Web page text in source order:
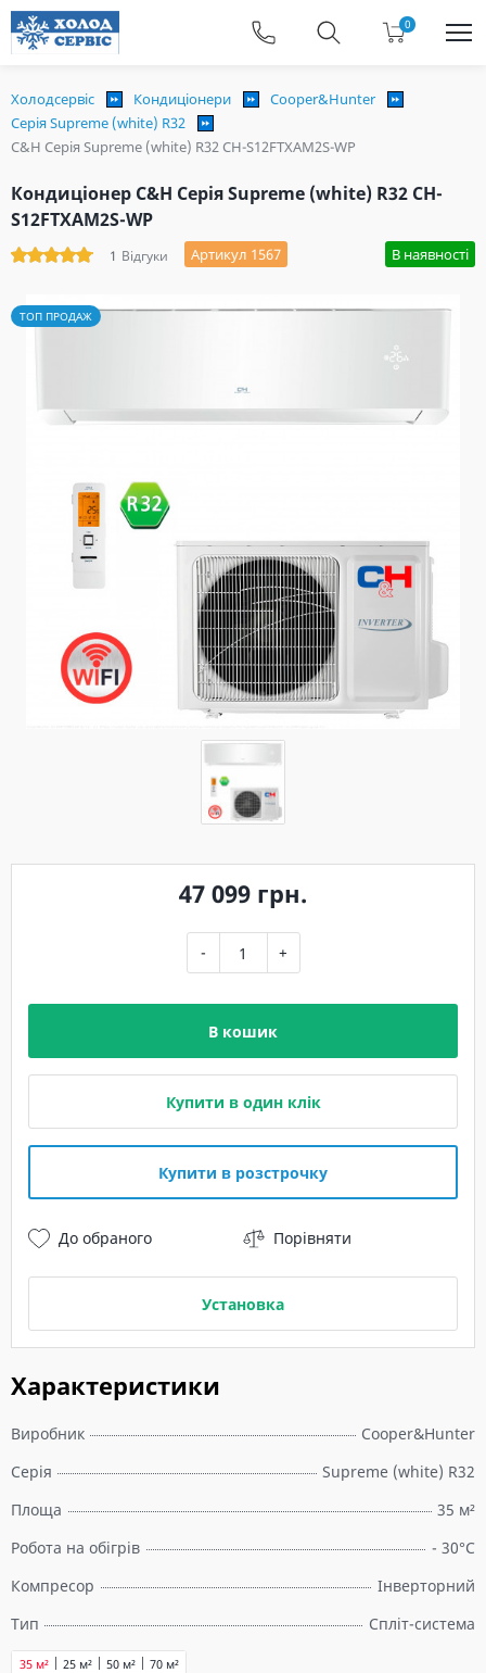
0
Холодсервіс Кондиціонери
Cooper&Hunter
Серія Supreme (white) R32
C&H Серія Supreme (white) R32 CH-S12FTXAM2S-WP
Кондиціонер C&H Серія Supreme (white) R32 CH-
S12FTXAM2S-WP
1 Відгуки Артикул 1567 В наявності
ТОП ПРОДАЖ
Характеристики
Виробник
Cooper&Hunter
Серія
Supreme (white) R32
Площа
35 м²
Робота на обігрів
- 30°C
Компресор
Інверторний
Тип
Спліт-система
25 м²
35 м² 50 м² 70 м²
47 099 грн.
- +
В кошик
Купити в один клік
Купити в розстрочку
До обраного Порівняти
Установка